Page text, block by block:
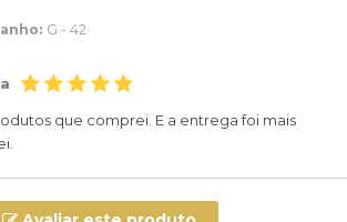
G - 42
que comprei. E a entrega foi mais